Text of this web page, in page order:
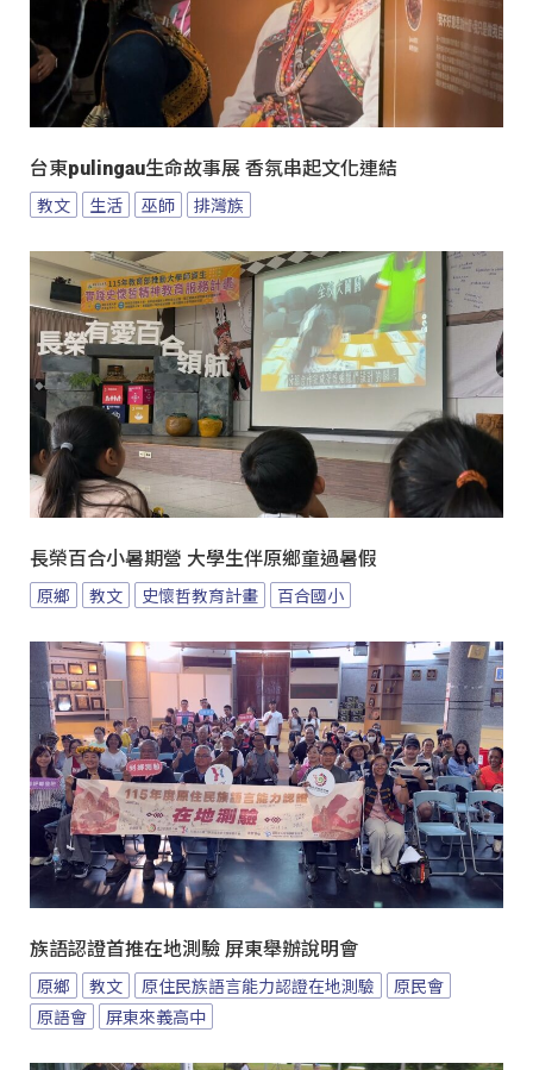
台東pulingau生命故事展 香氛串起文化連結
教文 生活 巫師 排灣族
長榮百合小暑期營 大學生伴原鄉童過暑假
原鄉 教文 史懷哲教育計畫 百合國小
族語認證首推在地測驗 屏東舉辦說明會
原鄉 教文 原住民族語言能力認證在地測驗
原民會
原語會
屏東來義高中